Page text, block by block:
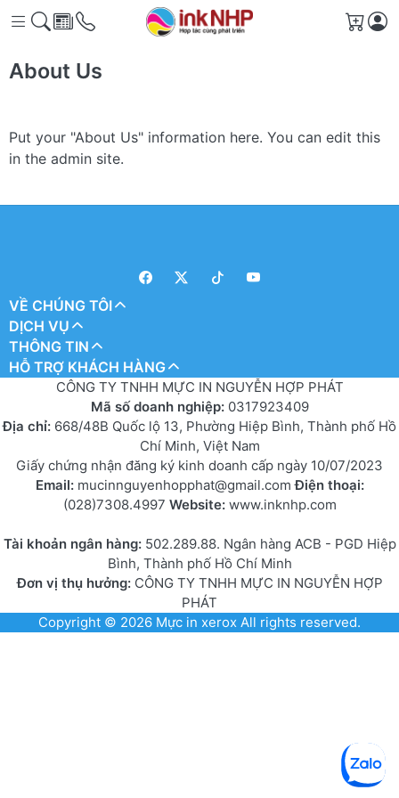
Giỏ
About Us
Put your "About Us" information here. You can edit this
in the admin site.
VỀ CHÚNG TÔI
DỊCH VỤ
THÔNG TIN
HỖ TRỢ KHÁCH HÀNG
CÔNG TY TNHH MỰC IN NGUYỄN HỢP PHÁT
Mã số doanh nghiệp: 0317923409
Địa chỉ: 668/48B Quốc lộ 13, Phường Hiệp Bình, Thành phố Hồ
Chí Minh, Việt Nam
Giấy chứng nhận đăng ký kinh doanh cấp ngày 10/07/2023
Email: mucinnguyenhopphat@gmail.comĐiện thoại:
(028)7308.4997 Website: www.inknhp.com
Tài khoản ngân hàng: 502.289.88. Ngân hàng ACB - PGD Hiệp
Bình, Thành phố Hồ Chí Minh
Đơn vị thụ hưởng:CÔNG TY TNHH MỰC IN NGUYỄN HỢP
PHÁT
Copyright © 2026 Mực in xerox All rights reserved.